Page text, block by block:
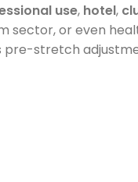
use, hotel,
sector, or even
stretch